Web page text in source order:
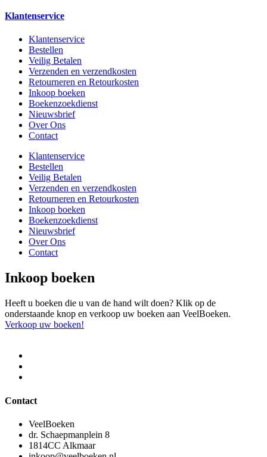
Klantenservice
Klantenservice
Bestellen
Veilig Betalen
Verzenden en verzendkosten
Retourneren en Retourkosten
Inkoop boeken
Boekenzoekdienst
Nieuwsbrief
Over Ons
Contact
Klantenservice
Bestellen
Veilig Betalen
Verzenden en verzendkosten
Retourneren en Retourkosten
Inkoop boeken
Boekenzoekdienst
Nieuwsbrief
Over Ons
Contact
Inkoop boeken
Heeft u boeken die u van de hand wilt doen? Klik op de
onderstaande knop en verkoop uw boeken aan VeelBoeken.
Verkoop uw boeken!
Contact
VeelBoeken
dr. Schaepmanplein 8
1814CC Alkmaar